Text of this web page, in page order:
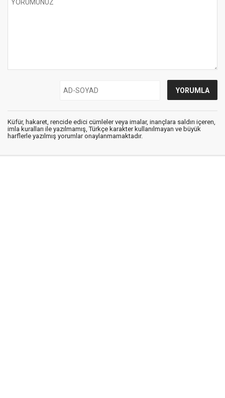
Küfür, hakaret, rencide edici cümleler veya imalar, inançlara saldırı içeren,
imla kuralları ile yazılmamış, Türkçe karakter kullanılmayan ve büyük
harflerle yazılmış yorumlar onaylanmamaktadır.